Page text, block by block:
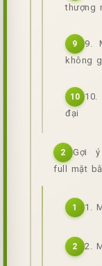
thượng
9
9.
không
10
đại
2
Gợi
full mặt
1 1.
2 2.